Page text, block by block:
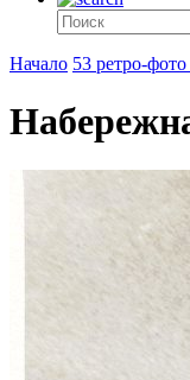
Начало 53 ретро-